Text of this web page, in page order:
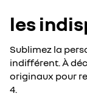
les
Sublimez la
indifférent. À
originaux pour
4.